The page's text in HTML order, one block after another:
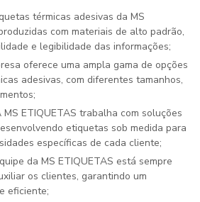
com materiais de alto padrão,
e legibilidade das informações;
adesivas, com diferentes tamanhos,
etiquetas sob medida para
específicas de cada cliente;
os clientes, garantindo um
eficiente;